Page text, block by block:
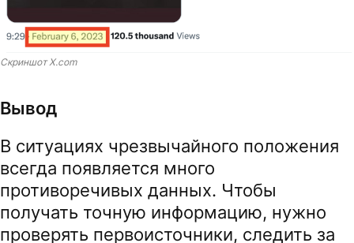
Скриншот X.com
Вывод
В ситуациях чрезвычайного положения
всегда появляется много
противоречивых данных. Чтобы
получать точную информацию, нужно
проверять первоисточники, следить за